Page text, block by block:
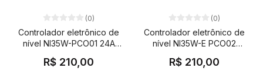
(0)
Controlador eletrônico de
nível NI35W-PCO01 24A
R$ 210,00
(0)
Controlador eletrônico de
nível NI35W-E PCO02
Reservatório
R$ 210,00